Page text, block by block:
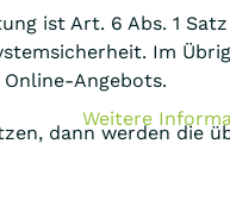
ist Art. 6 Abs. 1
Im
Angebots.
dann werden die
Weitere